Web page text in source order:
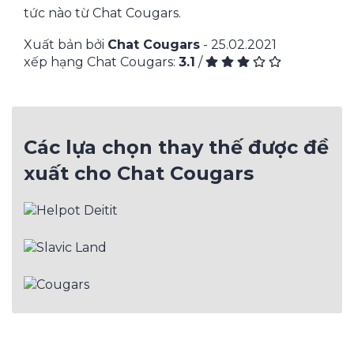
tức nào từ Chat Cougars.
Xuất bản bởi Chat Cougars - 25.02.2021
xếp hạng Chat Cougars: 3.1 /
Các lựa chọn thay thế được đề
xuất cho Chat Cougars